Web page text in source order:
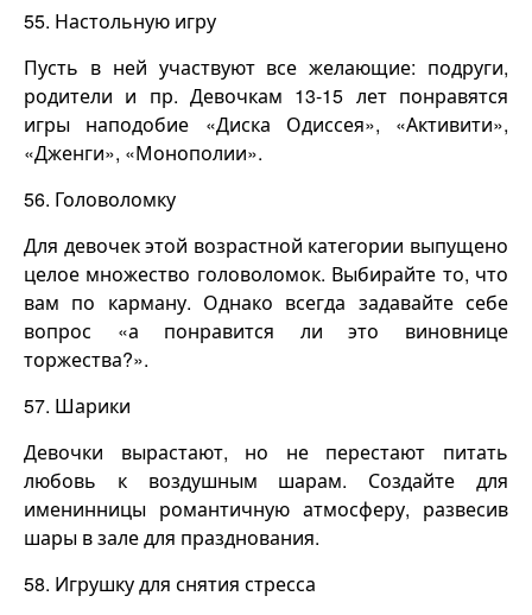
55. Настольную игру
Пусть в ней участвуют все желающие: подруги,
родители и пр. Девочкам 13-15 лет понравятся
игры наподобие «Диска Одиссея», «Активити»,
«Дженги», «Монополии».
56. Головоломку
Для девочек этой возрастной категории выпущено
целое множество головоломок. Выбирайте то, что
вам по карману. Однако всегда задавайте себе
вопрос «а понравится ли это виновнице
торжества?».
57. Шарики
Девочки вырастают, но не перестают питать
любовь к воздушным шарам. Создайте для
именинницы романтичную атмосферу, развесив
шары в зале для празднования.
58. Игрушку для снятия стресса